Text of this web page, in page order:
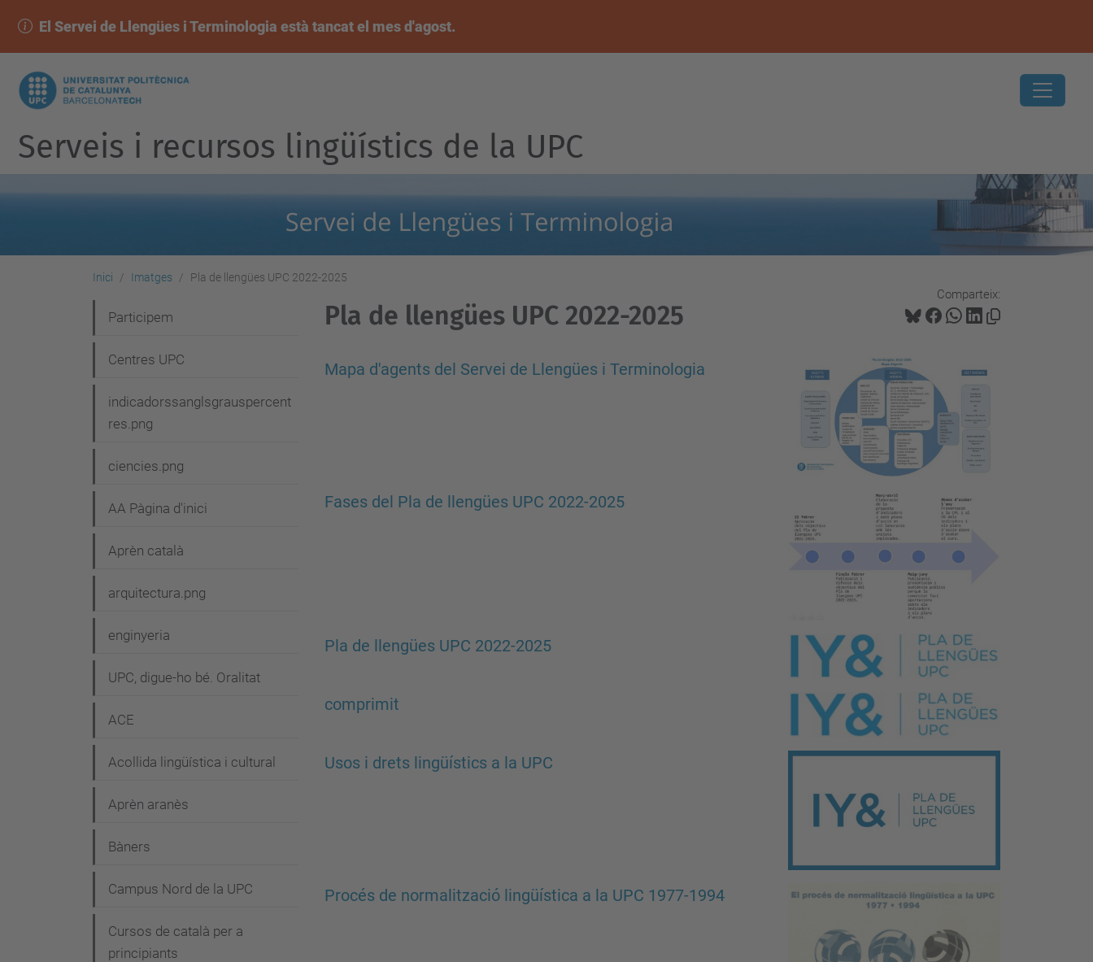
El Servei de Llengües i Terminologia està tancat el mes d'agost.
Serveis i recursos lingüístics de la UPC
Inici Imatges Pla de llengües UPC 2022-2025
Comparteix:
Pla de llengües UPC 2022-2025
Mapa d'agents del Servei de Llengües i Terminologia
Fases del Pla de llengües UPC 2022-2025
Pla de llengües UPC 2022-2025
comprimit
Usos i drets lingüístics a la UPC
Procés de normalització lingüística a la UPC 1977-1994
a
v
a
c
ó
Participem
Centres UPC
indicadorssanglsgrauspercent
res.png
ciencies.png
AA Pàgina d'inici
Aprèn català
arquitectura.png
enginyeria
UPC, digue-ho bé. Oralitat
ACE
Acollida lingüística i cultural
Aprèn aranès
Bàners
Campus Nord de la UPC
Cursos de català per a
principiants